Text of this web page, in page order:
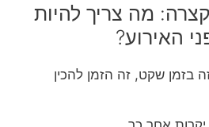
מה צריך להיות
האירוע?
בזמן שקט, זה הזמן להכין